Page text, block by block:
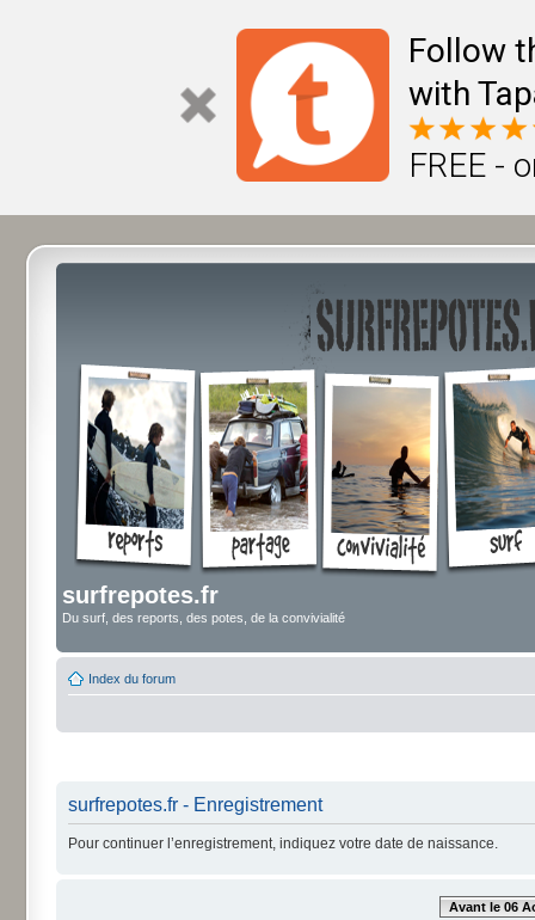
Follow
with
FREE -
surfrepotes.fr
Du surf, des reports, des potes, de la convivialité
Index du forum
surfrepotes.fr - Enregistrement
Pour continuer l’enregistrement, indiquez votre date de naissance.
Avant le 06